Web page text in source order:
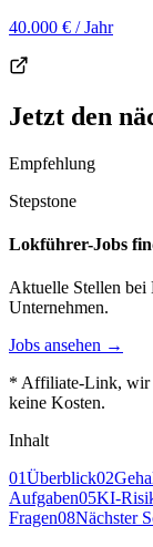
40.000 € / Jahr
Jetzt den
Empfehlung
Stepstone
Lokführer-Jobs
Aktuelle Stellen bei
Unternehmen.
Jobs ansehen →
* Affiliate-Link, wir
keine Kosten.
Inhalt
01Überblick02
Aufgaben05KI-
Fragen08Nächster